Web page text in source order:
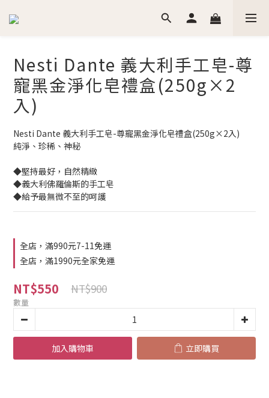
Nesti Dante 義大利手工皂-尊
寵黑金淨化皂禮盒(250g×2
入)
Nesti Dante 義大利手工皂-尊寵黑金淨化皂禮盒(250g×2入)
純淨、珍稀、神秘
◆堅持最好，自然精緻
◆義大利佛羅倫斯的手工皂
◆給予最無微不至的呵護
全店，滿990元7-11免運
全店，滿1990元全家免運
NT$550 NT$900
數量
加入購物車 立即購買